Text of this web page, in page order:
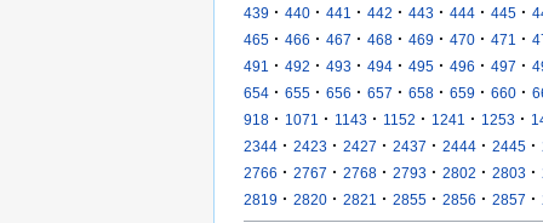
439 · 440 · 441 · 442 · 443 · 444 · 445 ·
465 · 466 · 467 · 468 · 469 · 470 · 471 ·
491
· 492 · 493 · 494 · 495 · 496 · 497 ·
654 · 655 · 656 · 657 · 658 · 659 · 660 ·
918 · 1071 · 1143 · 1152 · 1241 · 1253 ·
2344 · 2423 · 2427 · 2437 · 2444 · 2445 ·
2766 · 2767 · 2768 · 2793 · 2802 · 2803 ·
2819 · 2820 · 2821 · 2855 · 2856 · 2857 ·